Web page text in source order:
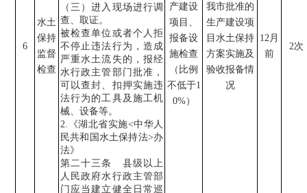
6
水土
保持
监督
检查
（三）进入现场进行调
查、取证。
被检查单位或者个人拒
不停止违法行为，造成
严重水土流失的，报经
水行政主管部门批准，
可以查封、扣押实施违
法行为的工具及施工机
械、设备等。
2. 《湖北省实施<中华人
民共和国水土保持法>办
法》
第二十三条
县级以上
人民政府水行政主管部
门应当建立健全日常巡
产建设
项目、
报备设
施检查
（比例
不低于1
0%）
我市批准的
生产建设项
目水土保持
方案实施及
验收报备情
况
12月
前
2次